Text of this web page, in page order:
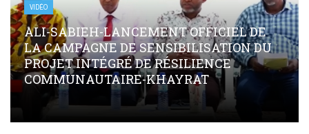
VIDÉO
ALI-SABIEH-LANCEMENT OFFICIEL DE
LA CAMPAGNE DE SENSIBILISATION DU
PROJET INTÉGRÉ DE RÉSILIENCE
COMMUNAUTAIRE-KHAYRAT